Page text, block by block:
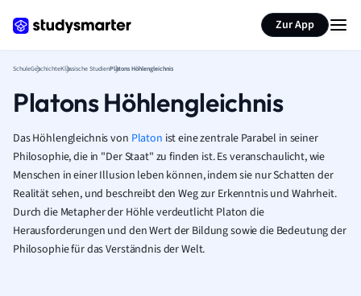
Zur App
SchuleGeschichteKlassische StudienPlatons Höhlengleichnis
Platons Höhlengleichnis
Das Höhlengleichnis von Platon ist eine zentrale Parabel in seiner
Philosophie, die in "Der Staat" zu finden ist. Es veranschaulicht, wie
Menschen in einer Illusion leben können, indem sie nur Schatten der
Realität sehen, und beschreibt den Weg zur Erkenntnis und Wahrheit.
Durch die Metapher der Höhle verdeutlicht Platon die
Herausforderungen und den Wert der Bildung sowie die Bedeutung der
Philosophie für das Verständnis der Welt.
Seite zusammenfassen